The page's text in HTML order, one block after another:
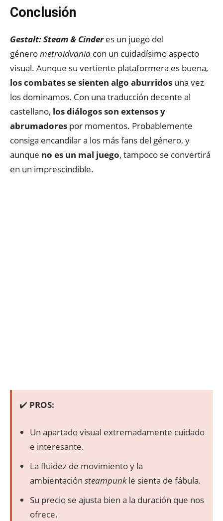
Conclusión
Gestalt: Steam & Cinderes un juego del
génerometroidvania con un cuidadísimo aspecto
visual. Aunque su vertiente plataformera es buena,
los combates se sienten algo aburridos una vez
los dominamos. Con una traducción decente al
castellano, los diálogos son extensos y
abrumadores por momentos. Probablemente
consiga encandilar a los más fans del género, y
aunque no es un mal juego, tampoco se convertirá
en un imprescindible.
✔️ PROS:
Un apartado visual extremadamente cuidado
e interesante.
La fluidez de movimiento y la
ambientación steampunkle sienta de fábula.
Su precio se ajusta bien a la duración que nos
ofrece.